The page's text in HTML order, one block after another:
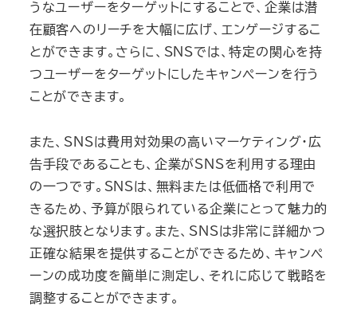
うなユーザーをターゲットにすることで、企業は潜
在顧客へのリーチを大幅に広げ、エンゲージするこ
とができます。さらに、SNSでは、特定の関心を持
つユーザーをターゲットにしたキャンペーンを行う
ことができます。
また、SNSは費用対効果の高いマーケティング・広
告手段であることも、企業がSNSを利用する理由
の一つです。SNSは、無料または低価格で利用で
きるため、予算が限られている企業にとって魅力的
な選択肢となります。また、SNSは非常に詳細かつ
正確な結果を提供することができるため、キャンペ
ーンの成功度を簡単に測定し、それに応じて戦略を
調整することができます。